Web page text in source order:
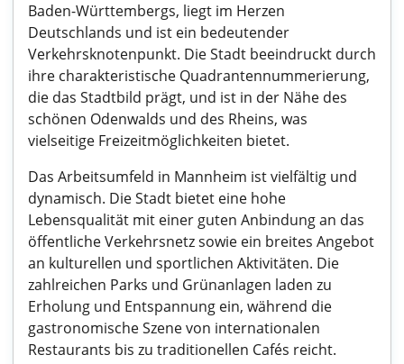
Baden-Württembergs, liegt im Herzen
Deutschlands und ist ein bedeutender
Verkehrsknotenpunkt. Die Stadt beeindruckt durch
ihre charakteristische Quadrantennummerierung,
die das Stadtbild prägt, und ist in der Nähe des
schönen Odenwalds und des Rheins, was
vielseitige Freizeitmöglichkeiten bietet.
Das Arbeitsumfeld in Mannheim ist vielfältig und
dynamisch. Die Stadt bietet eine hohe
Lebensqualität mit einer guten Anbindung an das
öffentliche Verkehrsnetz sowie ein breites Angebot
an kulturellen und sportlichen Aktivitäten. Die
zahlreichen Parks und Grünanlagen laden zu
Erholung und Entspannung ein, während die
gastronomische Szene von internationalen
Restaurants bis zu traditionellen Cafés reicht.